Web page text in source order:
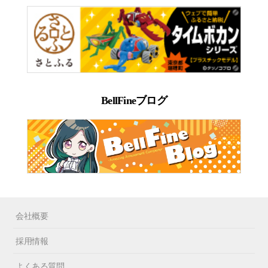
BellFineブログ
会社概要
採用情報